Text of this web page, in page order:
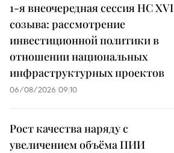
1-я внеочередная сессия НС XVI
созыва: рассмотрение
инвестиционной политики в
отношении национальных
инфраструктурных проектов
06/08/2026 09:10
Рост качества наряду с
увеличением объёма ПИИ